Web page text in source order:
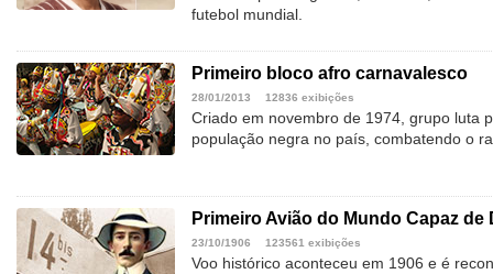
futebol mundial.
Primeiro bloco afro carnavalesco
28/01/2013 12836 exibições
Criado em novembro de 1974, grupo luta
população negra no país, combatendo o
Primeiro Avião do Mundo Capaz
23/10/1906 123561 exibições
Voo histórico aconteceu em 1906 e é